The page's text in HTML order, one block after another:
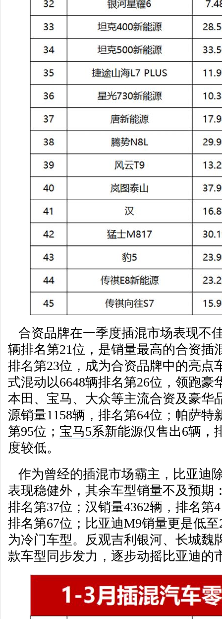
合资品牌在一季度插混市场表现不
辆排名第21位，是销量最高的合资插
排名第23位，成为合资品牌中的亮点
式混动以6648辆排名第26位，领跑豪
本田、宝马、大众等主流合资及豪华
源销量1158辆，排名第64位；帕萨特
第95位； 宝马5系新能源仅售出6辆，
度较低。
作为曾经的插混市场霸主，比亚迪
表现稳健外，其余车型销量不及预期
排名第37位；汉销量4362辆，排名第
排名第67位；比亚迪M9销量更是低
为冷门车型。反观吉利银河、长城魏
款车型同步发力，逐步动摇比亚迪的